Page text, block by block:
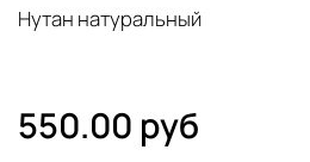
Нутан натуральный
550.00 руб